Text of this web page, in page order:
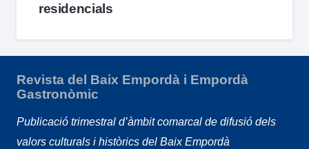
residencials
Revista del Baix Empordà i Empordà
Gastronòmic
Publicació trimestral d’àmbit comarcal de difusió dels
valors culturals i històrics del Baix Empordà